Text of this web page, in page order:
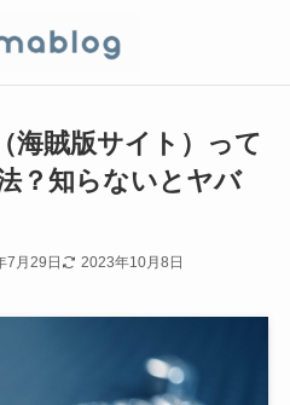
海賊版サイト）って
？知らないとヤバ
7月29日 2023年10月8日